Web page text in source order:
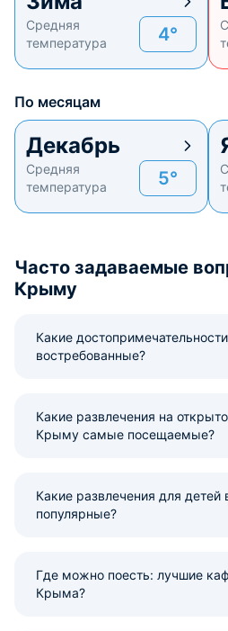
Средняя
температура
4°
По месяцам
Декабрь
Средняя
температура
5°
Часто задаваемые
Крыму
Какие
востребованные?
Какие развлечения на
Крыму самые посещаемые?
Какие развлечения для
популярные?
Где можно поесть: лучшие
Крыма?